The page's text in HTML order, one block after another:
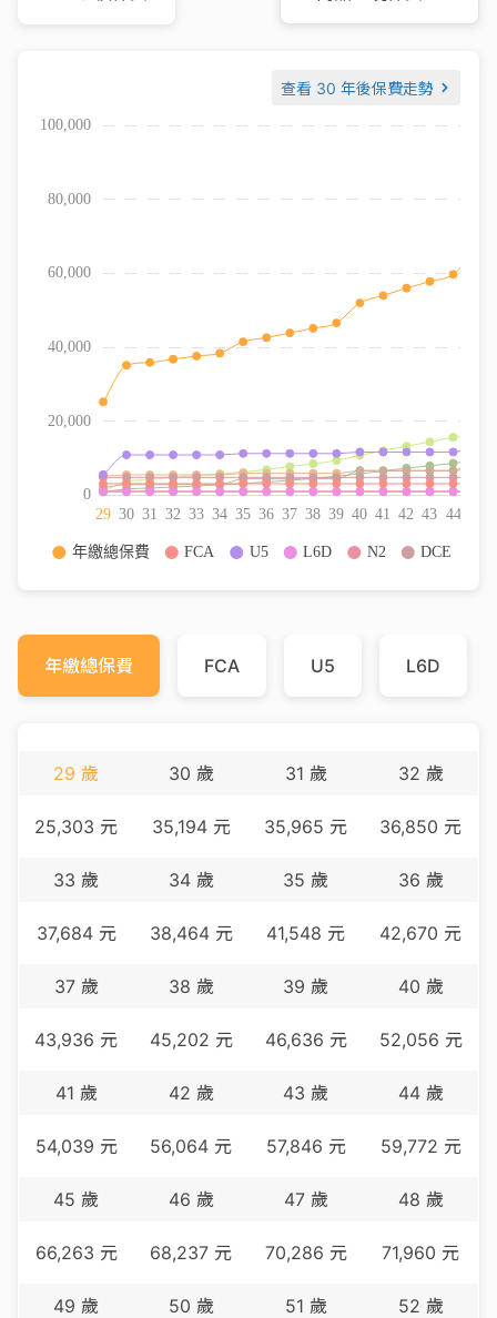
查看 30 年後保費走勢
年繳總保費 FCA U5 L6D
29 歲
25,303 元
30 歲
35,194元
31 歲
35,965 元
32 歲
36,850 元
33 歲
37,684元
34歲
38,464元
35 歲
41,548 元
36 歲
42,670 元
37歲
43,936 元
38 歲
45,202 元
39 歲
46,636 元
40 歲
52,056 元
41 歲
54,039 元
42 歲
56,064 元
43 歲
57,846 元
44歲
59,772 元
45 歲
66,263 元
46 歲
68,237 元
47歲
70,286 元
48 歲
71,960 元
49 歲 50 歲 51 歲 52 歲